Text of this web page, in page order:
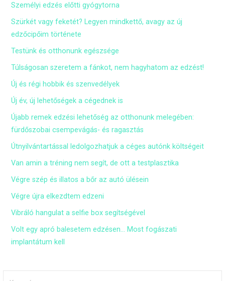
Személyi edzés előtti gyógytorna
Szürkét vagy feketét? Legyen mindkettő, avagy az új
edzőcipőim története
Testünk és otthonunk egészsége
Túlságosan szeretem a fánkot, nem hagyhatom az edzést!
Új és régi hobbik és szenvedélyek
Új év, új lehetőségek a cégednek is
Újabb remek edzési lehetőség az otthonunk melegében:
fürdőszobai csempevágás- és ragasztás
Útnyilvántartással ledolgozhatjuk a céges autónk költségeit
Van amin a tréning nem segít, de ott a testplasztika
Végre szép és illatos a bőr az autó ülésein
Végre újra elkezdtem edzeni
Vibráló hangulat a selfie box segítségével
Volt egy apró balesetem edzésen… Most fogászati
implantátum kell